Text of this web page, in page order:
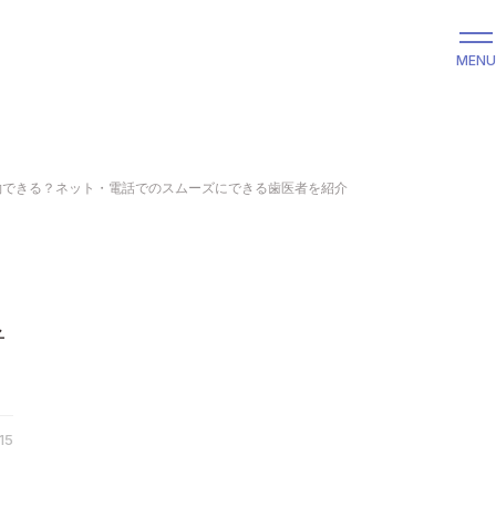
MENU
きる？ネット・電話でのスムーズにできる歯医者を紹介